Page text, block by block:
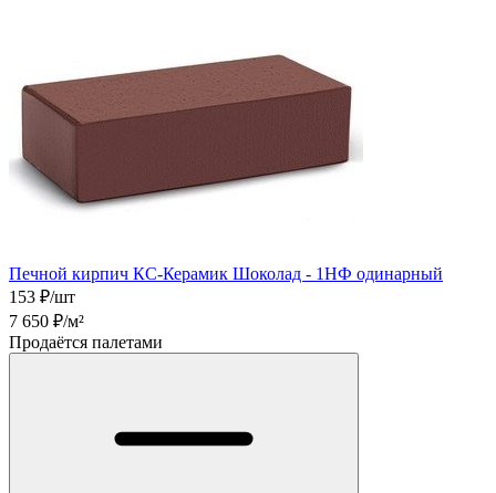
Печной кирпич КС-Керамик Шоколад - 1НФ одинарный
153 ₽/шт
7 650 ₽/м²
Продаётся палетами